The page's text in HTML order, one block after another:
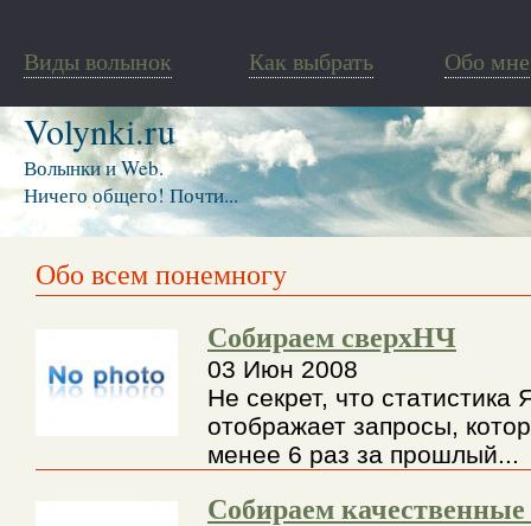
Виды волынок Как выбрать Обо мне
Volynki.ru
Волынки и Web.
Ничего общего! Почти...
Обо всем понемногу
Собираем сверхНЧ
03 Июн 2008
Не секрет, что статистика
отображает запросы,
менее 6 раз за прошлый...
Собираем качественные